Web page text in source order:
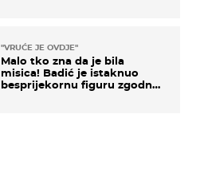
"VRUĆE JE OVDJE"
Malo tko zna da je bila
misica! Badić je istaknuo
besprijekornu figuru zgodne